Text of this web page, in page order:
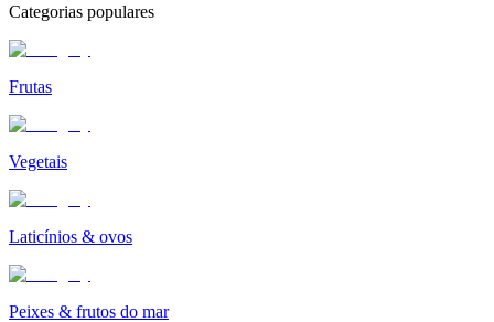
Categorias populares
Frutas
Vegetais
Laticínios & ovos
Peixes & frutos do mar